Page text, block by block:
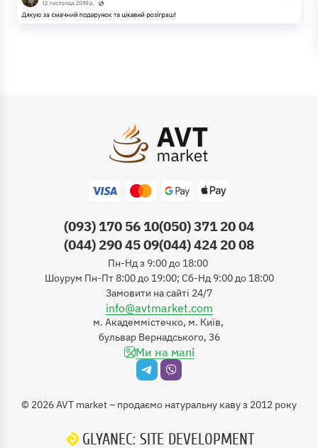
(093) 170 56 10(050) 371 20 04
(044) 290 45 09(044) 424 20 08
Пн-Нд з 9:00 до 18:00
Шоурум Пн-Пт 8:00 до 19:00; Сб-Нд 9:00 до 18:00
Замовити на сайті 24/7
info@avtmarket.com
м. Академмістечко, м. Київ,
бульвар Вернадського, 36
Ми на мапі
© 2026AVT market – продаємо натуральну каву з 2012 року
GLYANEC: SITE DEVELOPMENT